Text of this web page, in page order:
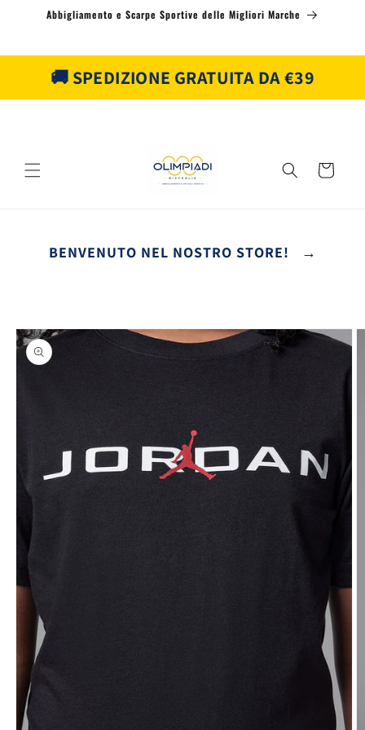
direttamente
Abbigliamento e Scarpe Sportive delle Migliori Marche
🚚 SPEDIZIONE GRATUITA DA €39
Carrello
BENVENUTO NEL NOSTRO STORE! →
Passa alle
informazioni
sul prodotto